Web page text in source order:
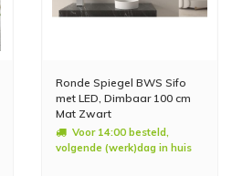
Ronde Spiegel BWS Sifo
met LED, Dimbaar 100 cm
Mat Zwart
Voor 14:00 besteld,
volgende (werk)dag in huis